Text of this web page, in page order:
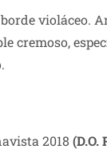
violáceo.
cremoso,
2018(D.O.